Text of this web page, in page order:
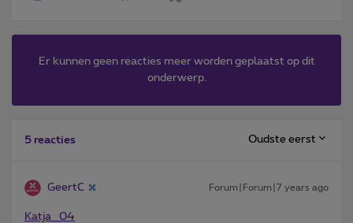
Er kunnen geen reacties meer worden geplaatst op dit
onderwerp.
5 reacties Oudste eerst
GeertC Forum|Forum|7 years ago
Katja_04